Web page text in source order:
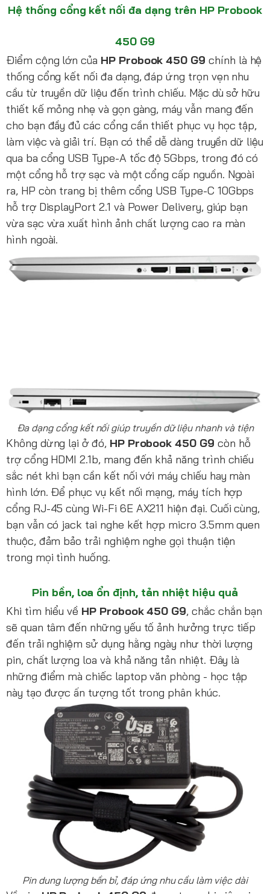
Hệ thống cổng kết nối đa dạng trên HP Probook
450 G9
Điểm cộng lớn của HP Probook 450 G9 chính là hệ
thống cổng kết nối đa dạng, đáp ứng trọn vẹn nhu
cầu từ truyền dữ liệu đến trình chiếu. Mặc dù sở hữu
thiết kế mỏng nhẹ và gọn gàng, máy vẫn mang đến
cho bạn đầy đủ các cổng cần thiết phục vụ học tập,
làm việc và giải trí. Bạn có thể dễ dàng truyền dữ liệu
qua ba cổng USB Type-A tốc độ 5Gbps, trong đó có
một cổng hỗ trợ sạc và một cổng cấp nguồn. Ngoài
ra, HP còn trang bị thêm cổng USB Type-C 10Gbps
hỗ trợ DisplayPort 2.1 và Power Delivery, giúp bạn
vừa sạc vừa xuất hình ảnh chất lượng cao ra màn
hình ngoài.
Đa dạng cổng kết nối giúp truyền dữ liệu nhanh và tiện
Không dừng lại ở đó, HP Probook 450 G9 còn hỗ
trợ cổng HDMI 2.1b, mang đến khả năng trình chiếu
sắc nét khi bạn cần kết nối với máy chiếu hay màn
hình lớn. Để phục vụ kết nối mạng, máy tích hợp
cổng RJ-45 cùng Wi-Fi 6E AX211 hiện đại. Cuối cùng,
bạn vẫn có jack tai nghe kết hợp micro 3.5mm quen
thuộc, đảm bảo trải nghiệm nghe gọi thuận tiện
trong mọi tình huống.
Pin bền, loa ổn định, tản nhiệt hiệu quả
Khi tìm hiểu về HP Probook 450 G9, chắc chắn bạn
sẽ quan tâm đến những yếu tố ảnh hưởng trực tiếp
đến trải nghiệm sử dụng hằng ngày như thời lượng
pin, chất lượng loa và khả năng tản nhiệt. Đây là
những điểm mà chiếc laptop văn phòng - học tập
này tạo được ấn tượng tốt trong phân khúc.
Pin dung lượng bền bỉ, đáp ứng nhu cầu làm việc dài